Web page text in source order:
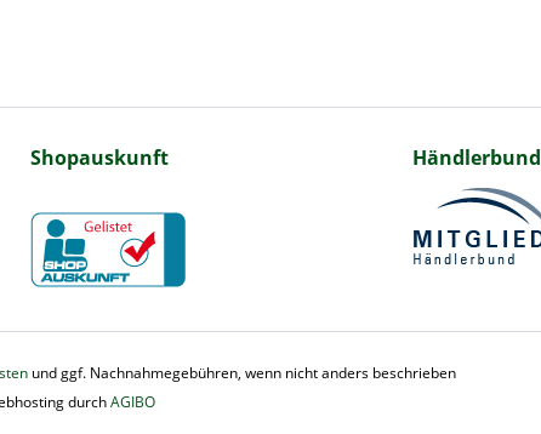
Shopauskunft Händlerbund
und ggf. Nachnahmegebühren, wenn nicht anders beschrieben
durchAGIBO